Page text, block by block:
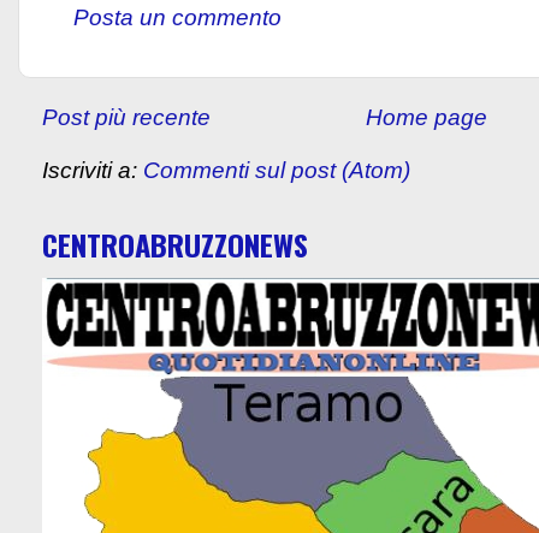
Posta un commento
Post più recente Home page
Iscriviti a: Commenti sul post (Atom)
CENTROABRUZZONEWS